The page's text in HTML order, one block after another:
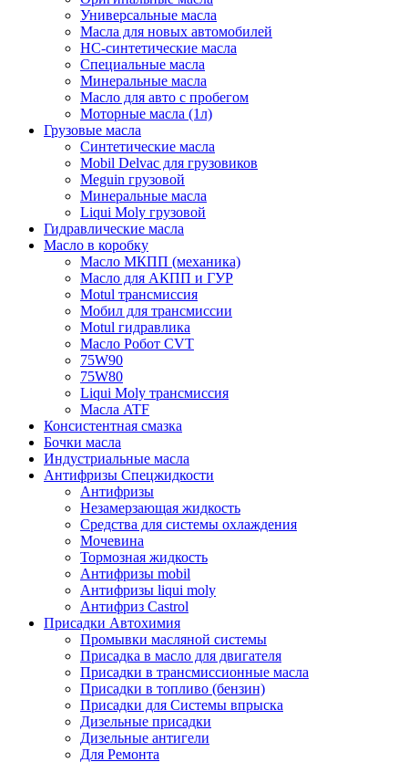
Универсальные масла
Масла для новых автомобилей
HC-синтетические масла
Специальные масла
Минеральные масла
Масло для авто с пробегом
Моторные масла (1л)
Грузовые масла
Синтетические масла
Mobil Delvac для грузовиков
Meguin грузовой
Минеральные масла
Liqui Moly грузовой
Гидравлические масла
Масло в коробку
Масло МКПП (механика)
Масло для АКПП и ГУР
Motul трансмиссия
Мобил для трансмиссии
Motul гидравлика
Масло Робот CVT
75W90
75W80
Liqui Moly трансмиссия
Масла ATF
Консистентная смазка
Бочки масла
Индустриальные масла
Антифризы Спецжидкости
Антифризы
Незамерзающая жидкость
Средства для системы охлаждения
Мочевина
Тормозная жидкость
Антифризы mobil
Антифризы liqui moly
Антифриз Castrol
Присадки Автохимия
Промывки масляной системы
Присадка в масло для двигателя
Присадки в трансмиссионные масла
Присадки в топливо (бензин)
Присадки для Системы впрыска
Дизельные присадки
Дизельные антигели
Для Ремонта